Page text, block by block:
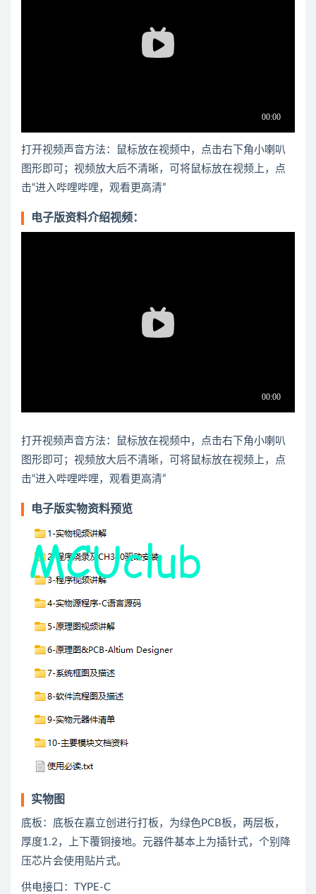
打开视频声音方法：鼠标放在视频中，点击右下角小喇叭
图形即可；视频放大后不清晰，可将鼠标放在视频上，点
击“进入哔哩哔哩，观看更高清”
电子版资料介绍视频：
打开视频声音方法：鼠标放在视频中，点击右下角小喇叭
图形即可；视频放大后不清晰，可将鼠标放在视频上，点
击“进入哔哩哔哩，观看更高清”
电子版实物资料预览
实物图
底板：底板在嘉立创进行打板，为绿色PCB板，两层板，
厚度1.2，上下覆铜接地。元器件基本上为插针式，个别降
压芯片会使用贴片式。
供电接口：TYPE-C